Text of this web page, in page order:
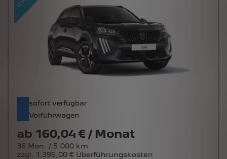
sofort verfügbar
Vorführwagen
ab 160,04 € / Monat
36 Mon. / 5.000 km
zzgl. 1.395,00 € Überführungskosten